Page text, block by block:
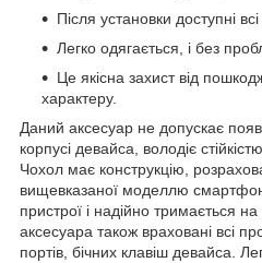
Після установки доступні
Легко одягається, і без
Це якісна захист від
характеру.
Даний аксесуар не допускає
корпусі девайса, володіє
Чохол має конструкцію,
вищевказаної моделлю
пристрої і надійно тримається
аксесуара також враховані всі
портів, бічних клавіш девайса.